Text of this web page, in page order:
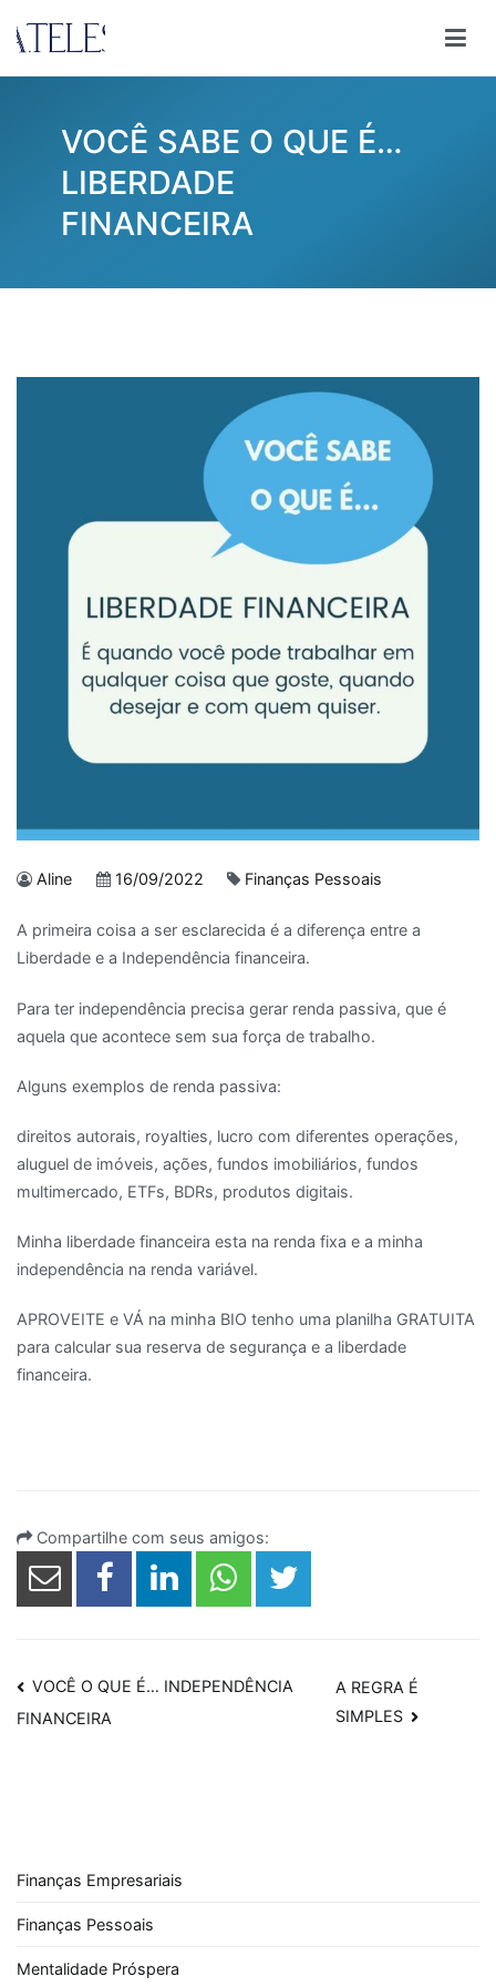
para
VOCÊ SABE O QUE É…
LIBERDADE
FINANCEIRA
Aline 16/09/2022 Finanças Pessoais
A primeira coisa a ser esclarecida é a diferença entre a
Liberdade e a Independência financeira.
Para ter independência precisa gerar renda passiva, que é
aquela que acontece sem sua força de trabalho.
Alguns exemplos de renda passiva:
direitos autorais, royalties, lucro com diferentes operações,
aluguel de imóveis, ações, fundos imobiliários, fundos
multimercado, ETFs, BDRs, produtos digitais.
Minha liberdade financeira esta na renda fixa e a minha
independência na renda variável.
APROVEITE e VÁ na minha BIO tenho uma planilha GRATUITA
para calcular sua reserva de segurança e a liberdade
financeira.
Compartilhe com seus amigos:
Navegação
VOCÊ O QUE É… INDEPENDÊNCIA
FINANCEIRA
A REGRA É
SIMPLES
Finanças Empresariais
Finanças Pessoais
Mentalidade Próspera